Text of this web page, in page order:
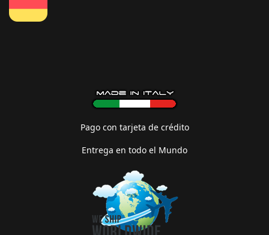
Pago con tarjeta de crédito
Entrega en todo el Mundo